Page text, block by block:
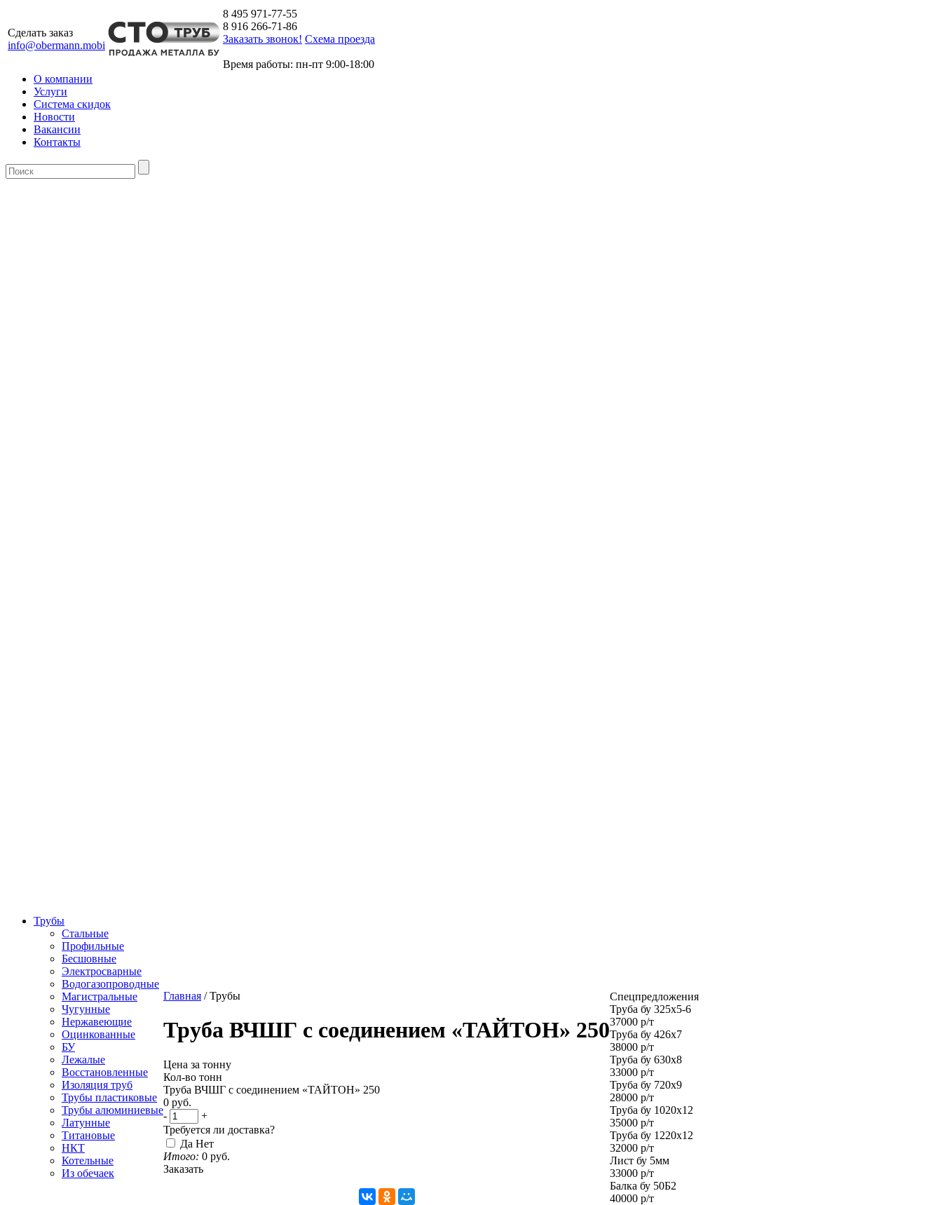
Сделать заказ
info@obermann.mobi
8 495 971-77-55
8 916 266-71-86
Заказать звонок! Схема проезда
Время работы: пн-пт 9:00-18:00
О компании
Услуги
Система скидок
Новости
Вакансии
Контакты
Трубы
Стальные
Профильные
Бесшовные
Электросварные
Водогазопроводные
Магистральные
Чугунные
Нержавеющие
Оцинкованные
БУ
Лежалые
Восстановленные
Изоляция труб
Трубы пластиковые
Трубы алюминиевые
Латунные
Титановые
НКТ
Котельные
Из обечаек
Главная /Трубы
Труба ВЧШГ с соединением «ТАЙТОН» 250
Цена за тонну
Кол-во тонн
Труба ВЧШГ с соединением «ТАЙТОН» 250
0 руб.
-
+
Требуется ли доставка?
Да Нет
Итого: 0 руб.
Заказать
Спецпредложения
Труба бу 325х5-6
37000 р/т
Труба бу 426х7
38000 р/т
Труба бу 630х8
33000 р/т
Труба бу 720х9
28000 р/т
Труба бу 1020х12
35000 р/т
Труба бу 1220х12
32000 р/т
Лист бу 5мм
33000 р/т
Балка бу 50Б2
40000 р/т